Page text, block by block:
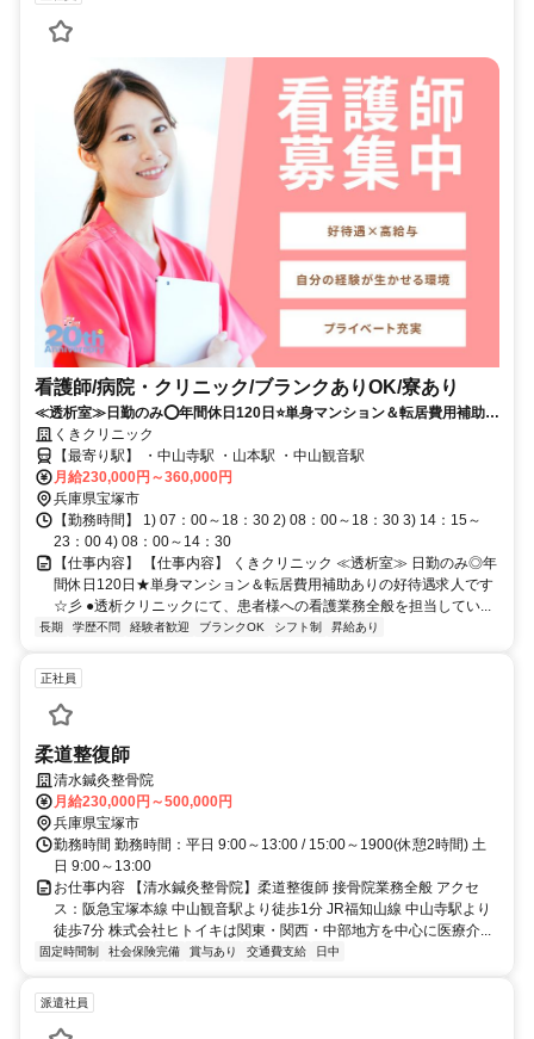
看護師/病院・クリニック/ブランクありOK/寮あり
≪透析室≫日勤のみ⭕年間休日120日⭐単身マンション＆転居費用補助あ
りの好待遇求人です⭐彡
くきクリニック
【最寄り駅】 ・中山寺駅 ・山本駅 ・中山観音駅
月給230,000円～360,000円
兵庫県宝塚市
【勤務時間】 1) 07：00～18：30 2) 08：00～18：30 3) 14：15～
23：00 4) 08：00～14：30
【仕事内容】 【仕事内容】 くきクリニック ≪透析室≫ 日勤のみ◎年
間休日120日★単身マンション＆転居費用補助ありの好待遇求人です
☆彡 ●透析クリニックにて、患者様への看護業務全般を担当してい...
長期 学歴不問 経験者歓迎 ブランクOK シフト制 昇給あり
正社員
柔道整復師
清水鍼灸整骨院
月給230,000円～500,000円
兵庫県宝塚市
勤務時間 勤務時間：平日 9:00～13:00 / 15:00～1900(休憩2時間) 土
日 9:00～13:00
お仕事内容 【清水鍼灸整骨院】柔道整復師 接骨院業務全般 アクセ
ス：阪急宝塚本線 中山観音駅より徒歩1分 JR福知山線 中山寺駅より
徒歩7分 株式会社ヒトイキは関東・関西・中部地方を中心に医療介...
固定時間制 社会保険完備 賞与あり 交通費支給 日中
派遣社員